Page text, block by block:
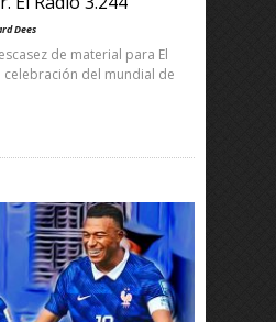
Dees
de material para El
celebración del mundial de